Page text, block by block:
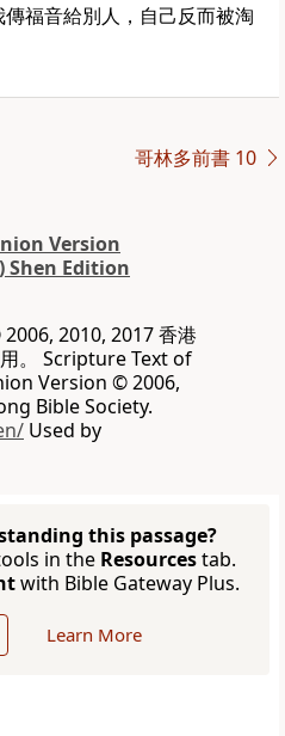
福音給別人，自己反而被淘
哥林多前書 10
Version
Shen Edition
2010, 2017 香港
。 Scripture Text of
Version © 2006,
Bible Society.
Used by
this passage?
in the Resourcestab.
with Bible Gateway Plus.
Learn More